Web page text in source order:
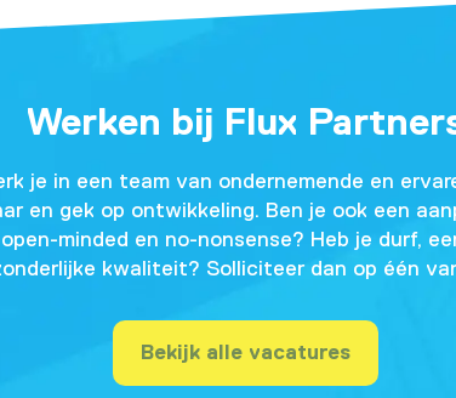
Werken bij Flux
je in een team van ondernemende en
en gek op ontwikkeling. Ben je ook een
minded en no-nonsense? Heb je durf,
kwaliteit? Solliciteer dan op één
Bekijk alle vacatures